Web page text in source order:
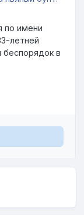
по имени
летней
беспорядок в